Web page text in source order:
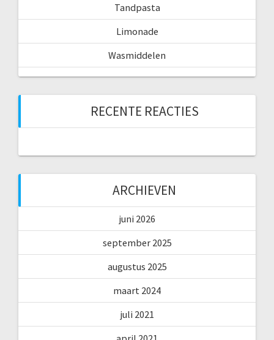
Tandpasta
Limonade
Wasmiddelen
RECENTE REACTIES
ARCHIEVEN
juni 2026
september 2025
augustus 2025
maart 2024
juli 2021